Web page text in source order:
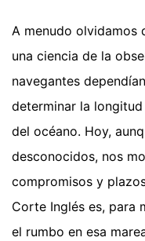
A menudo olvidamos
una ciencia de la
navegantes
determinar la
del océano. Hoy,
desconocidos, nos
compromisos y
Corte Inglés es, para
el rumbo en esa